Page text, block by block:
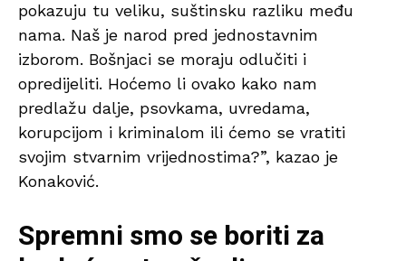
pokazuju tu veliku, suštinsku razliku među
nama. Naš je narod pred jednostavnim
izborom. Bošnjaci se moraju odlučiti i
opredijeliti. Hoćemo li ovako kako nam
predlažu dalje, psovkama, uvredama,
korupcijom i kriminalom ili ćemo se vratiti
svojim stvarnim vrijednostima?”, kazao je
Konaković.
Spremni smo se boriti za